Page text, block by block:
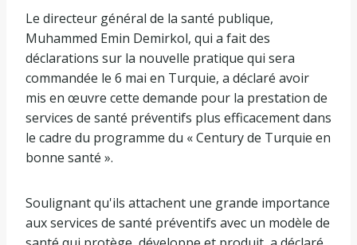
Le directeur général de la santé publique,
Muhammed Emin Demirkol, qui a fait des
déclarations sur la nouvelle pratique qui sera
commandée le 6 mai en Turquie, a déclaré avoir
mis en œuvre cette demande pour la prestation de
services de santé préventifs plus efficacement dans
le cadre du programme du « Century de Turquie en
bonne santé ».
Soulignant qu'ils attachent une grande importance
aux services de santé préventifs avec un modèle de